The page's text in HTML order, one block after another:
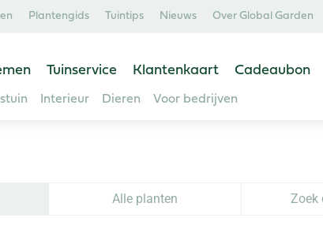
Plantengids Tuintips Nieuws Over Global Garden
Tuinservice Klantenkaart Cadeaubon
Interieur Dieren Voor bedrijven
Alle planten Zoek